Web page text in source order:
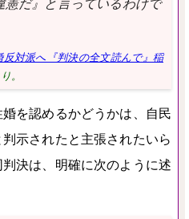
憲だ』と言っているわけで
反対派へ『判決の全文読んで』稲
。
を認めるかどうかは、自民
示されたと主張されたいら
決は、明確に次のように述